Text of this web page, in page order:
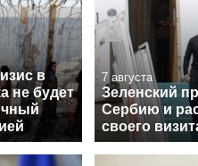
в
не будет
7 августа
Зеленский
Сербию и
своего